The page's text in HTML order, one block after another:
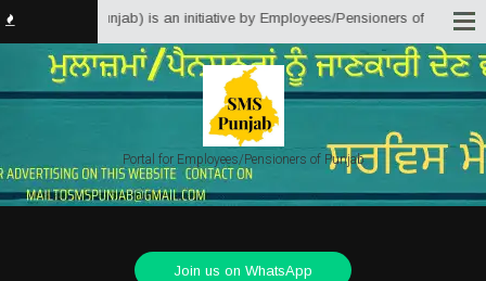
Solutions Punjab) is an initiative by Employees/Pensioners of Punjab
Portal for Employees/Pensioners of Punjab
Join us on WhatsApp